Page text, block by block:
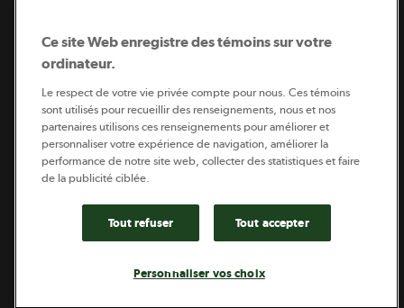
Coopérateur est publié par Sollio Groupe Coopératif.
Il est l’outil d’information de la coopération agricole
québécoise.
Ce site Web enregistre des témoins sur votre
ordinateur.
Le respect de votre vie privée compte pour nous. Ces témoins
sont utilisés pour recueillir des renseignements, nous et nos
partenaires utilisons ces renseignements pour améliorer et
personnaliser votre expérience de navigation, améliorer la
performance de notre site web, collecter des statistiques et faire
de la publicité ciblée.
Tout refuser Tout accepter
Personnaliser vos choix